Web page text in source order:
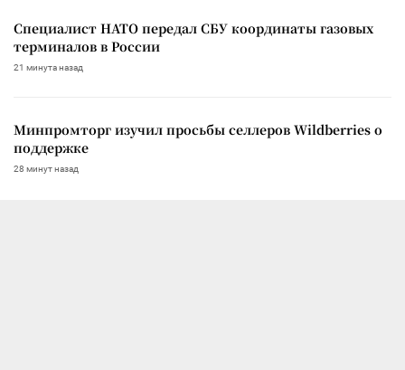
Специалист НАТО передал СБУ координаты газовых
терминалов в России
21 минута назад
Минпромторг изучил просьбы селлеров Wildberries о
поддержке
28 минут назад